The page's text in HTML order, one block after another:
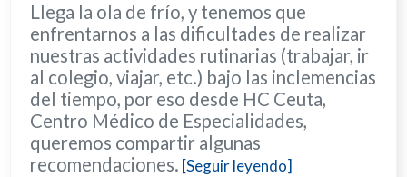
Llega la ola de frío, y tenemos que
enfrentarnos a las dificultades de realizar
nuestras actividades rutinarias (trabajar, ir
al colegio, viajar, etc.) bajo las inclemencias
del tiempo, por eso desde HC Ceuta,
Centro Médico de Especialidades,
queremos compartir algunas
recomendaciones. [Seguir leyendo]